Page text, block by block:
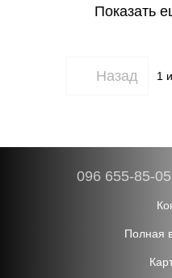
Показать
Назад 1
096 655-85-05
Полная